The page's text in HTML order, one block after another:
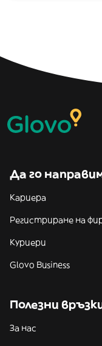
Да го
Кариера
Регистриране на
Куриери
Glovo Business
Полезни
За нас